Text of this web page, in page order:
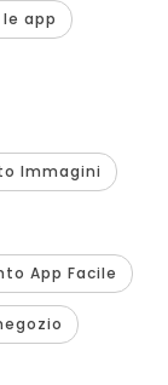
app
Immagini
App Facile